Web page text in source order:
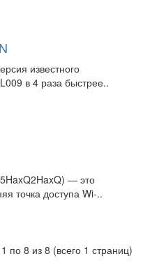
известного
в 4 раза быстрее..
— это
точка доступа Wi-..
по 8 из 8 (всего 1 страниц)